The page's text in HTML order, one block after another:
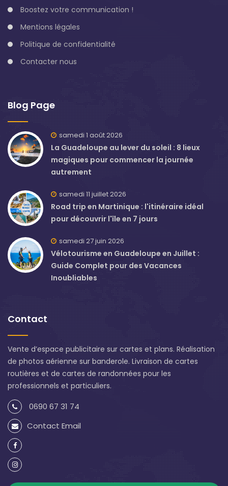
Boostez votre communication !
Mentions légales
Politique de confidentialité
Contacter nous
Blog Page
samedi 1 août 2026
La Guadeloupe au lever du soleil : 8 lieux
magiques pour commencer la journée
autrement
samedi 11 juillet 2026
Road trip en Martinique : l'itinéraire idéal
pour découvrir l'île en 7 jours
samedi 27 juin 2026
Vélotourisme en Guadeloupe en Juillet :
Guide Complet pour des Vacances
Inoubliables
Contact
Vente d’espace publicitaire sur cartes et plans. Réalisation
de photos aérienne sur banderole. Livraison de cartes
routières et de cartes de randonnées pour les
professionnels et particuliers.
0690 67 31 74
Contact Email